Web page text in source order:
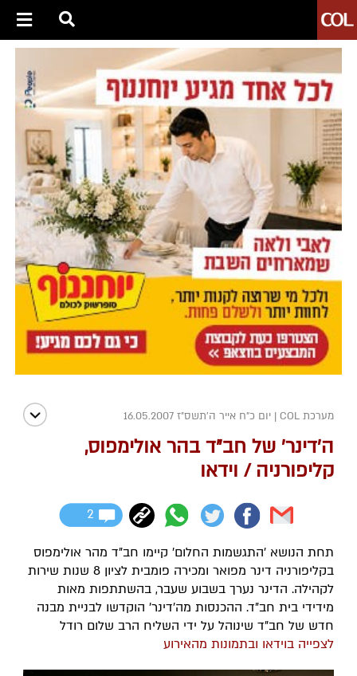
מערכת COL | יום כ"ח אייר ה׳תשס״ז 16.05.2007
ה'דינר' של חב"ד בהר אולימפוס,
קליפורניה / וידאו
2
תחת הנושא 'התגשמות החלום' קיימו חב"ד מהר אולימפוס
בקליפורניה דינר מפואר ומכירה פומבית לציון 8 שנות שירות
לקהילה. הדינר נערך בשבוע שעבר, בהשתתפות מאות
מידידי בית חב"ד. ההכנסות מה'דינר' הוקדשו לבניית מבנה
חדש של חב"ד שינוהל על ידי השליח הרב שלום רודל
לצפייה בוידאו ובתמונות מהאירוע